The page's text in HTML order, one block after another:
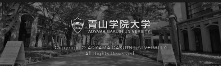
Copyright © AOYAMA GAKUIN UNIVERSITY
All Rights Reserved.